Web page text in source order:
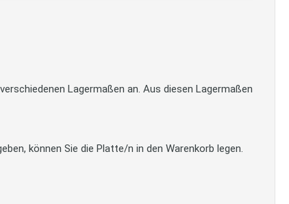
Lagermaßen an. Aus diesen Lagermaßen
können Sie die Platte/n in den Warenkorb legen.